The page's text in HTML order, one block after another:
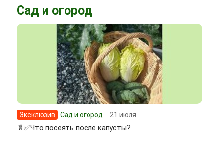
Сад и огород
Эксклюзив Сад и огород 21 июля
🥬✅Что посеять после капусты?